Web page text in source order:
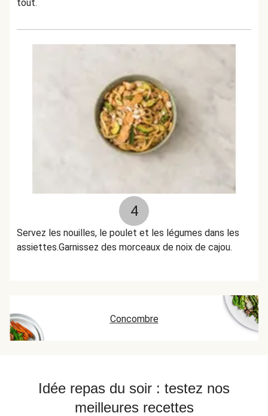
tout.
4
Servez les nouilles, le poulet et les légumes dans les
assiettes.Garnissez des morceaux de noix de cajou.
Concombre
Idée repas du soir : testez nos
meilleures recettes